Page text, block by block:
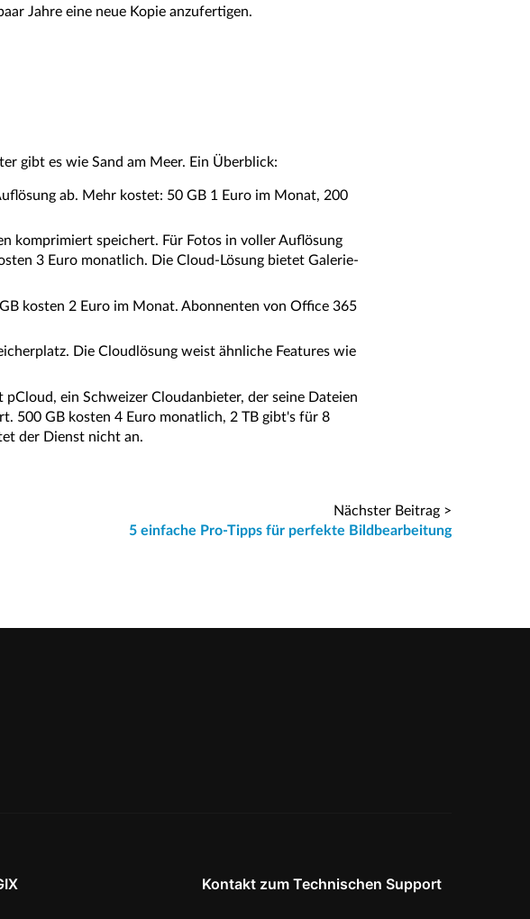
Jahre eine neue Kopie anzufertigen.
gibt es wie Sand am Meer. Ein Überblick:
ab. Mehr kostet: 50 GB 1 Euro im Monat, 200
komprimiert speichert. Für Fotos in voller Auflösung
3 Euro monatlich. Die Cloud-Lösung bietet Galerie-
kosten 2 Euro im Monat. Abonnenten von Office 365
Die Cloudlösung weist ähnliche Features wie
ein Schweizer Cloudanbieter, der seine Dateien
500 GB kosten 4 Euro monatlich, 2 TB gibt's für 8
der Dienst nicht an.
Nächster Beitrag >
5 einfache Pro-Tipps für perfekte Bildbearbeitung
Kontakt zum Technischen Support